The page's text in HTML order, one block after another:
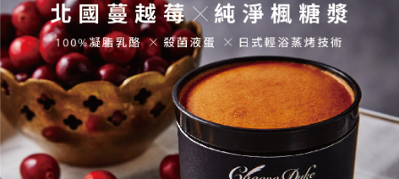
任。
４．使用「AFTEE先享後付」時，將依據個別帳號之用戶狀況，依本公司即
時審查核予不同之上限額度；若仍有額度不足之情形，本公司將視審查結果
請求用戶進行身份認證。
５．嚴禁一人註冊多個帳號或使用他人資訊註冊。若發現惡意使用之情形，
恩沛科技股份有限公司將有權停止該用戶之使用額度並採取法律行動。